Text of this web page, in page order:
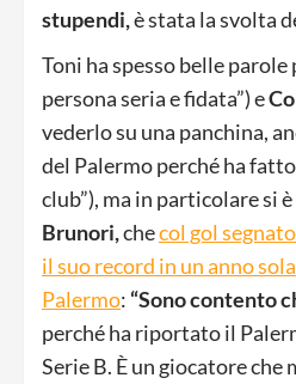
stupendi,è stata la svolta
Toni ha spesso belle parole
persona seria e fidata”) e
vederlo su una panchina,
del Palermo perché ha
club”), ma in particolare si
Brunori,checol gol
il suo record in un anno
Palermo: “Sono contento
perché ha riportato il
Serie B. È un giocatore che